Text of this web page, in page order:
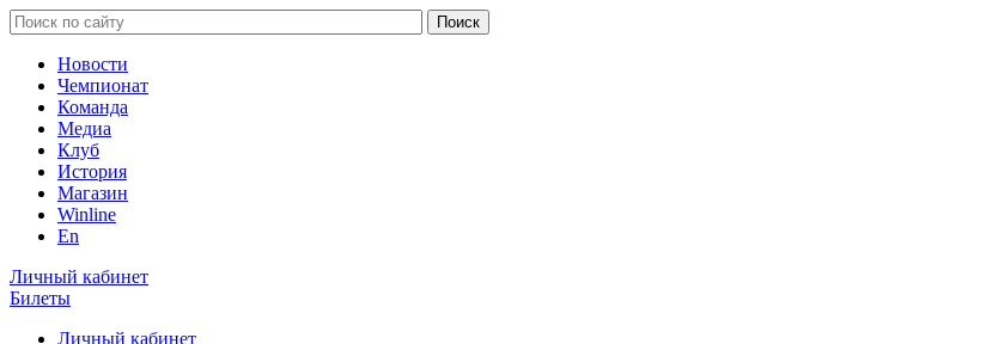
Новости
Чемпионат
Команда
Медиа
Клуб
История
Магазин
Winline
En
Личный кабинет
Билеты
Личный кабинет